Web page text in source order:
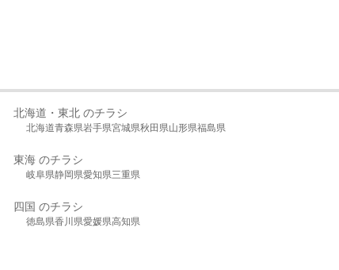
北海道・東北 のチラシ
北海道青森県岩手県宮城県秋田県山形県福島県
東海 のチラシ
岐阜県静岡県愛知県三重県
四国 のチラシ
徳島県香川県愛媛県高知県